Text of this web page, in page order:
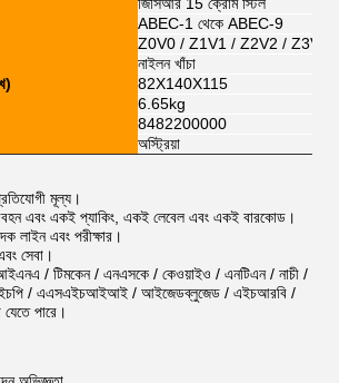
ABEC-1 থেকে ABEC-9
Z0V0 / Z1V1 / Z2V2 / Z3V3
নাইলন খাঁচা
82X140X115
6.65kg
8482200000
অস্ট্রিয়া
মূল্য।
এবং একই প্যাকিং, একই লেবেল এবং একই বারকোড।
লাইন এবং পরীক্ষার।
সেবা।
/ টিমকেন / এনএসকে / কেওয়াইও / এনটিএন / নাচী /
/ এএসএইচআইআই / আইজেডব্লুজেড / এইচআরবি /
যেতে পারে।